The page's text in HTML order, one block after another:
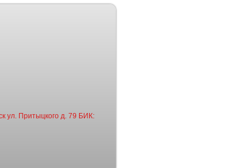
ул. Притыцкого д. 79 БИК: